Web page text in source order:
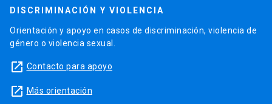
DISCRIMINACIÓN Y VIOLENCIA
Orientación y apoyo en casos de discriminación, violencia de
género o violencia sexual.
launch Contacto para apoyo
launch Más orientación